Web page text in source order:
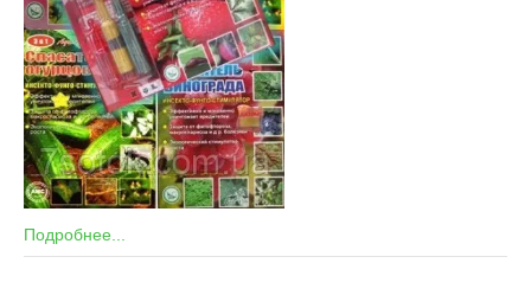
Подробнее...